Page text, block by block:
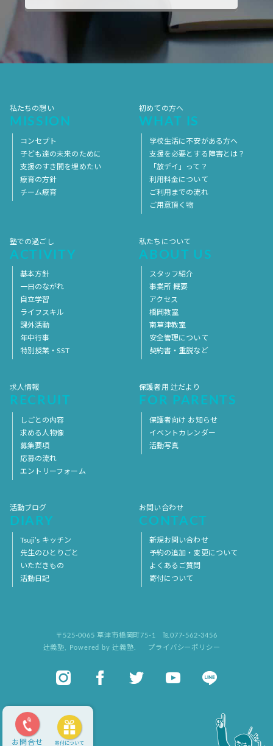
お問合せ 寄付について
私たちの想い
MISSION
コンセプト
子ども達の未来のために
支援のすき間を埋めたい
療育の方針
チーム療育
初めての方へ
WHAT IS
学校生活に不安がある方へ
支援を必要とする障害とは？
「放デイ」って？
利用料金について
ご利用までの流れ
ご用意頂く物
塾での過ごし
ACTIVITY
基本方針
一日のながれ
自立学習
ライフスキル
課外活動
年中行事
特別授業・SST
私たちについて
ABOUT US
スタッフ紹介
事業所 概要
アクセス
橋岡教室
南草津教室
安全管理について
契約書・重説など
求人情報
RECRUIT
しごとの内容
求める人物像
募集要項
応募の流れ
エントリーフォーム
保護者用 辻だより
FOR PARENTS
保護者向け お知らせ
イベントカレンダー
活動写真
活動ブログ
DIARY
Tsuji’s キッチン
先生のひとりごと
いただきもの
活動日記
お問い合わせ
CONTACT
新規お問い合わせ
予約の追加・変更について
よくあるご質問
寄付について
〒525-0065 草津市橋岡町75-1
℡077-562-3456
辻義塾
Powered by 辻義塾. プライバシーポリシー